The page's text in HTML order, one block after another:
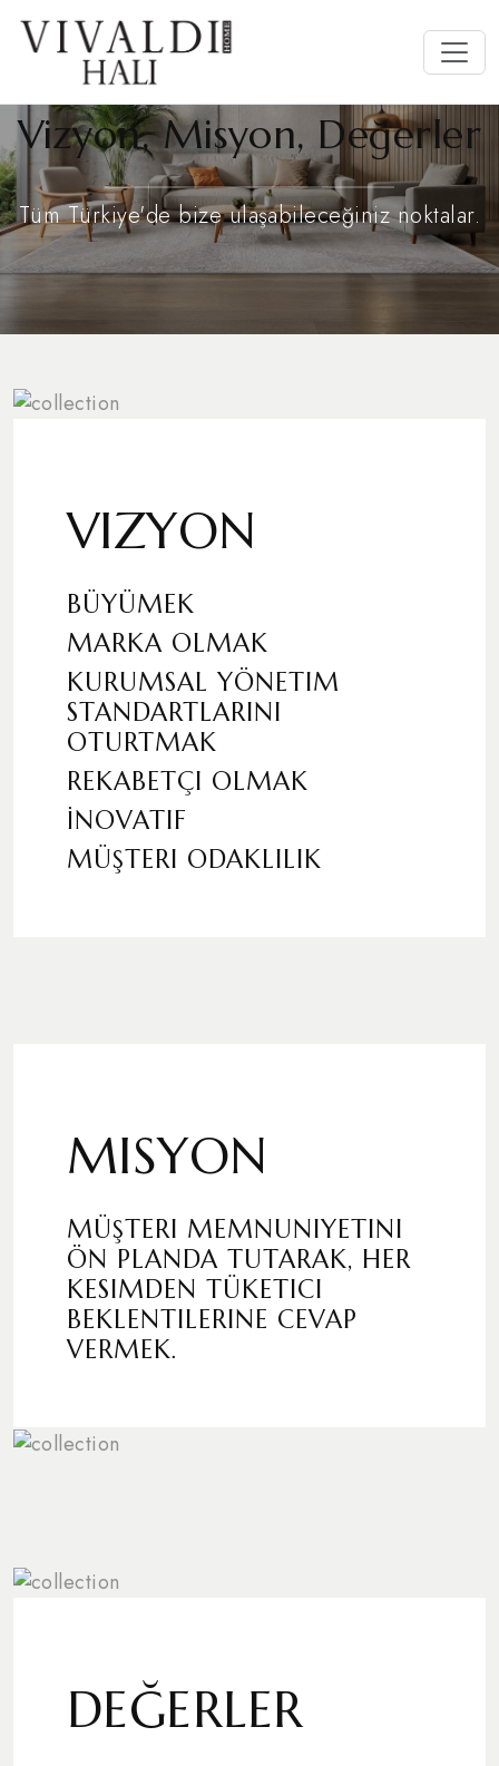
Vizyon, Misyon, Değerler
Tüm Türkiye'de bize ulaşabileceğiniz noktalar.
VIZYON
BÜYÜMEK
MARKA OLMAK
KURUMSAL YÖNETIM
STANDARTLARINI
OTURTMAK
REKABETÇI OLMAK
İNOVATIF
MÜŞTERI ODAKLILIK
MISYON
MÜŞTERI MEMNUNIYETINI
ÖN PLANDA TUTARAK, HER
KESIMDEN TÜKETICI
BEKLENTILERINE CEVAP
VERMEK.
DEĞERLER